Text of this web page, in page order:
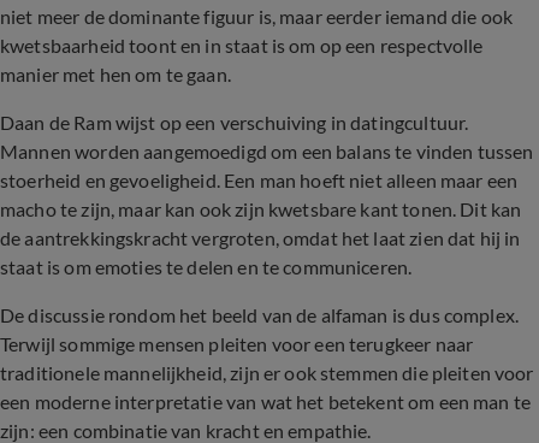
niet meer de dominante figuur is, maar eerder iemand die ook
kwetsbaarheid toont en in staat is om op een respectvolle
manier met hen om te gaan.
Daan de Ram wijst op een verschuiving in datingcultuur.
Mannen worden aangemoedigd om een balans te vinden tussen
stoerheid en gevoeligheid. Een man hoeft niet alleen maar een
macho te zijn, maar kan ook zijn kwetsbare kant tonen. Dit kan
de aantrekkingskracht vergroten, omdat het laat zien dat hij in
staat is om emoties te delen en te communiceren.
De discussie rondom het beeld van de alfaman is dus complex.
Terwijl sommige mensen pleiten voor een terugkeer naar
traditionele mannelijkheid, zijn er ook stemmen die pleiten voor
een moderne interpretatie van wat het betekent om een man te
zijn: een combinatie van kracht en empathie.